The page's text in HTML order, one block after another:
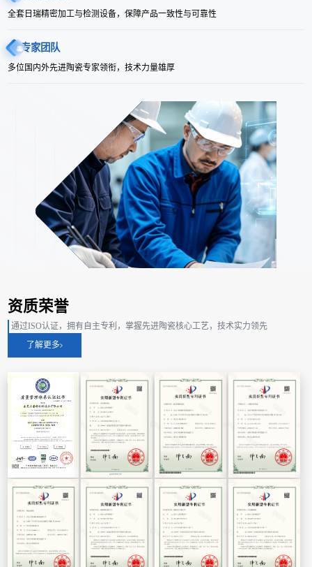
全套日瑞精密加工与检测设备，保障产品一致性与可靠性
专家团队
多位国内外先进陶瓷专家领衔，技术力量雄厚
资质荣誉
通过ISO认证，拥有自主专利，掌握先进陶瓷核心工艺，技术实力领先
了解更多